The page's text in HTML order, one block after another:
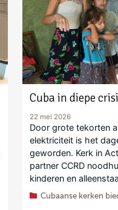
Cuba in diepe
22 mei 2026
Door grote tekorten
elektriciteit is het
geworden. Kerk in
partner CCRD
kinderen en
Cubaanse kerken